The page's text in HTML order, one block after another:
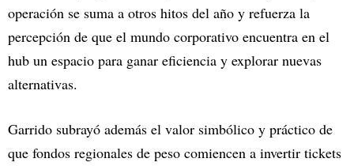
operación se suma a otros hitos del año y refuerza la
percepción de que el mundo corporativo encuentra en el
hub un espacio para ganar eficiencia y explorar nuevas
alternativas.
Garrido subrayó además el valor simbólico y práctico de
que fondos regionales de peso comiencen a invertir tickets